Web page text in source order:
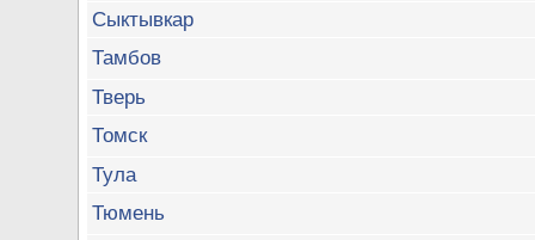
Сыктывкар
Тамбов
Тверь
Томск
Тула
Тюмень